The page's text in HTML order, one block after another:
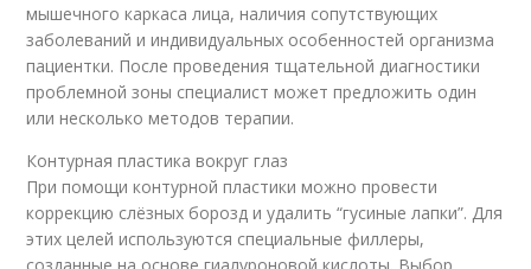
мышечного каркаса лица, наличия сопутствующих
заболеваний и индивидуальных особенностей организма
пациентки. После проведения тщательной диагностики
проблемной зоны специалист может предложить один
или несколько методов терапии.
Контурная пластика вокруг глаз
При помощи контурной пластики можно провести
коррекцию слёзных борозд и удалить “гусиные лапки”. Для
этих целей используются специальные филлеры,